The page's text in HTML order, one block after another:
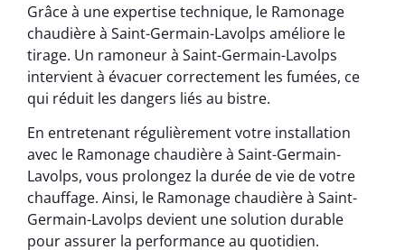
Grâce à une expertise technique, le Ramonage
chaudière à Saint-Germain-Lavolps améliore le
tirage. Un ramoneur à Saint-Germain-Lavolps
intervient à évacuer correctement les fumées, ce
qui réduit les dangers liés au bistre.
En entretenant régulièrement votre installation
avec le Ramonage chaudière à Saint-Germain-
Lavolps, vous prolongez la durée de vie de votre
chauffage. Ainsi, le Ramonage chaudière à Saint-
Germain-Lavolps devient une solution durable
pour assurer la performance au quotidien.